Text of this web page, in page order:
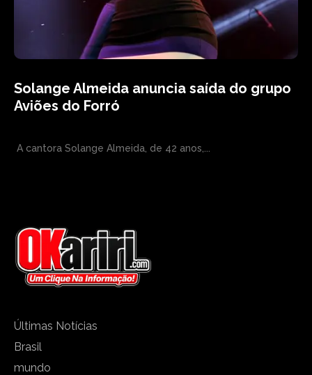
Solange Almeida anuncia saída do grupo
Aviões do Forró
A cantora Solange Almeida, de 42 anos,...
Últimas Notícias
Brasil
mundo